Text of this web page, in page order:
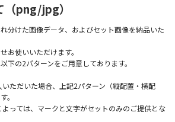
（png/jpg）
分けた画像データ、およびセット画像を納品いた
お使いいただけます。
下の2パターンをご用意しております。
ただいた場合、上記2パターン（縦配置・横配
。
っては、マークと文字がセットのみのご提供とな